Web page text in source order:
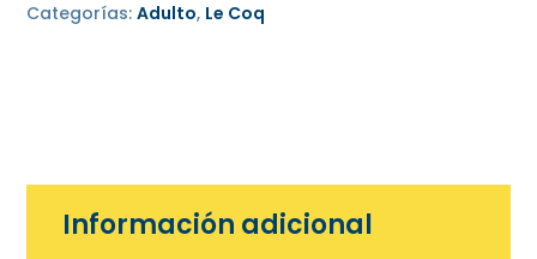
Categorías:Adulto, Le Coq
Información adicional